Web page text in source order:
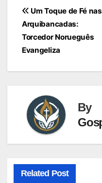
Navegação
de
Post
Um Toque de Fé nas
Arquibancadas:
Torcedor Norueguês
Evangeliza
By
Related Post